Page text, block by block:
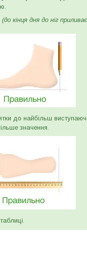
кінця дня до ніг приливає
до найбільш
значення.